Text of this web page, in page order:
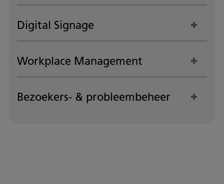
Digital Signage
Workplace Management
Bezoekers- & probleembeheer